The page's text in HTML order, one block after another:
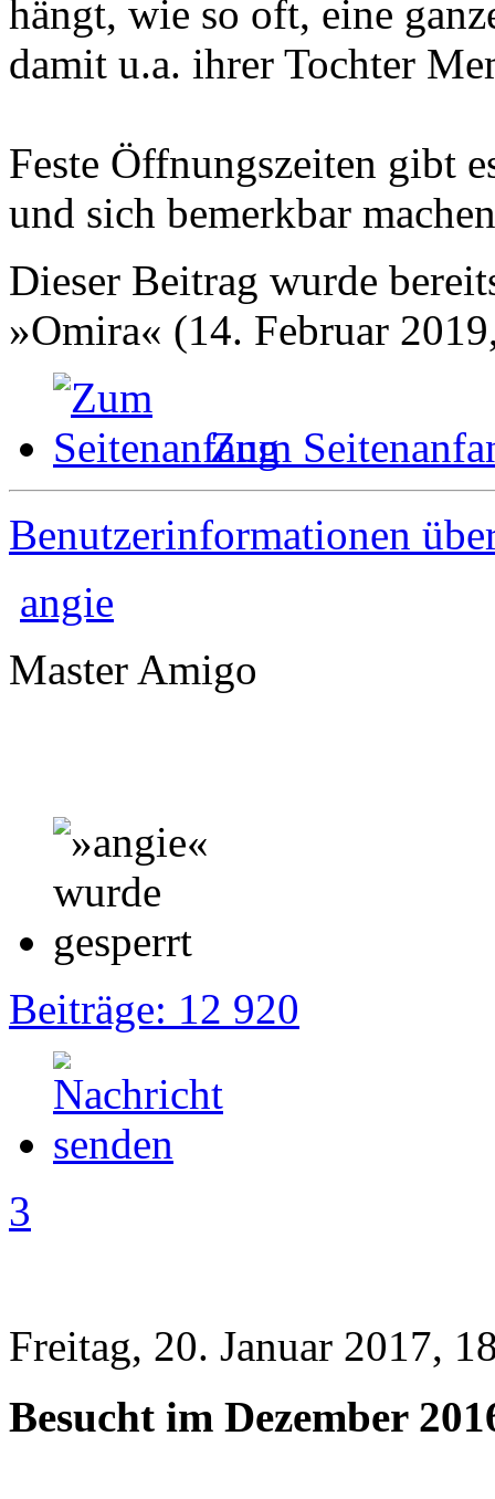
hängt, wie so oft, eine
damit u.a. ihrer Tochter
Feste Öffnungszeiten gibt
und sich bemerkbar
Dieser Beitrag wurde
»Omira« (14. Februar
Zum
Benutzerinformationen
angie
Master Amigo
Beiträge: 12 920
3
Freitag, 20. Januar 2017,
Besucht im Dezember